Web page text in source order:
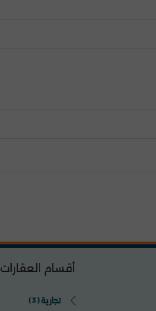
أقسام العقارات
تجارية(3)